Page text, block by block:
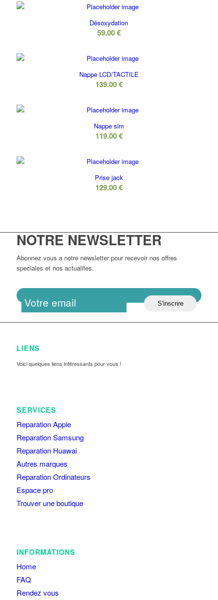
Désoxydation
59.00€
Nappe LCD/TACTILE
139.00€
Nappe sim
119.00€
Prise jack
129.00€
NOTRE NEWSLETTER
Abonnez vous a notre newsletter pour recevoir nos offres
speciales et nos actualites.
LIENS
Voici quelques liens intéressants pour vous !
SERVICES
Reparation Apple
Reparation Samsung
Reparation Huawai
Autres marques
Reparation Ordinateurs
Espace pro
Trouver une boutique
INFORMATIONS
Home
FAQ
Rendez vous